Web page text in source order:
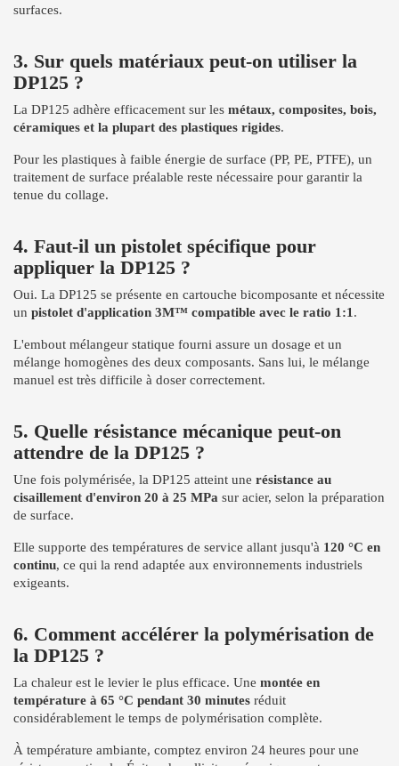
surfaces.
3. Sur quels matériaux peut-on utiliser la
DP125 ?
La DP125 adhère efficacement sur les métaux, composites, bois,
céramiques et la plupart des plastiques rigides.
Pour les plastiques à faible énergie de surface (PP, PE, PTFE), un
traitement de surface préalable reste nécessaire pour garantir la
tenue du collage.
4. Faut-il un pistolet spécifique pour
appliquer la DP125 ?
Oui. La DP125 se présente en cartouche bicomposante et nécessite
un pistolet d'application 3M™ compatible avec le ratio 1:1 .
L'embout mélangeur statique fourni assure un dosage et un
mélange homogènes des deux composants. Sans lui, le mélange
manuel est très difficile à doser correctement.
5. Quelle résistance mécanique peut-on
attendre de la DP125 ?
Une fois polymérisée, la DP125 atteint une résistance au
cisaillement d'environ 20 à 25 MPa sur acier, selon la préparation
de surface.
Elle supporte des températures de service allant jusqu'à 120 °C en
continu, ce qui la rend adaptée aux environnements industriels
exigeants.
6. Comment accélérer la polymérisation de
la DP125 ?
La chaleur est le levier le plus efficace. Une montée en
température à 65 °C pendant 30 minutes réduit
considérablement le temps de polymérisation complète.
À température ambiante, comptez environ 24 heures pour une